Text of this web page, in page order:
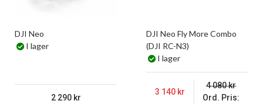
DJI Neo
I lager
2 290
DJI Neo Fly More Combo
(DJI RC-N3)
I lager
3 140
Ord. Pris:
4 080